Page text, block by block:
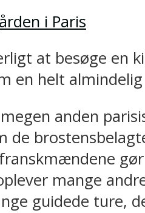
at besøge en
en helt
anden
de
mange
guidede ture,